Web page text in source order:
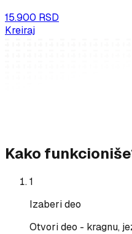
15.900 RSD
Kreiraj
Kako
1
Izaberi deo
Otvori deo - kragnu,